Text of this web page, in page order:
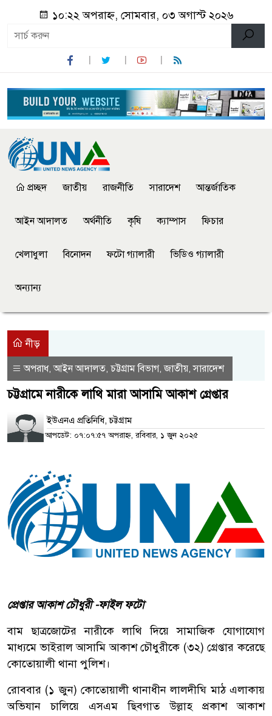
১০:২২ অপরাহ্ন, সোমবার, ০৩ অগাস্ট ২০২৬
প্রচ্ছদ জাতীয় রাজনীতি সারাদেশ আন্তর্জাতিক
আইন আদালত অর্থনীতি কৃষি ক্যাম্পাস ফিচার
খেলাধুলা বিনোদন ফটো গ্যালারী ভিডিও গ্যালারী
অন্যান্য
নীড়
অপরাধ,আইন আদালত, চট্টগ্রাম বিভাগ,জাতীয়,সারাদেশ
চট্টগ্রামে নারীকে লাথি মারা আসামি আকাশ গ্রেপ্তার
ইউএনএ প্রতিনিধি, চট্টগ্রাম
আপডেট: ০৭:০৭:৫৭ অপরাহ্ন, রবিবার, ১ জুন ২০২৫
প্রেপ্তার আকাশ চৌধুরী -ফাইল ফটো
বাম ছাত্রজোটের নারীকে লাথি দিয়ে সামাজিক যোগাযোগ
মাধ্যমে ভাইরাল আসামি আকাশ চৌধুরীকে (৩২) গ্রেপ্তার করেছে
কোতোয়ালী থানা পুলিশ।
রোববার (১ জুন) কোতোয়ালী থানাধীন লালদীঘি মাঠ এলাকায়
অভিযান চালিয়ে এসএম ছিবগাত উল্লাহ প্রকাশ আকাশ